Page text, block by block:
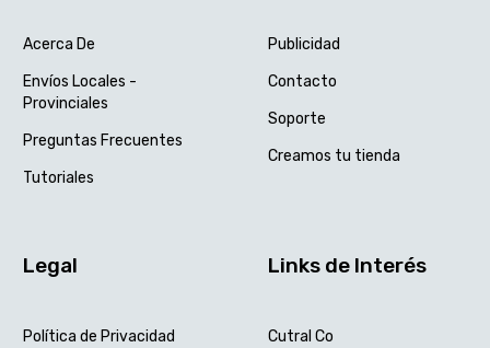
Acerca De
Envíos Locales -
Provinciales
Preguntas Frecuentes
Tutoriales
Publicidad
Contacto
Soporte
Creamos tu tienda
Legal
Política de Privacidad
Links de Interés
Cutral Co